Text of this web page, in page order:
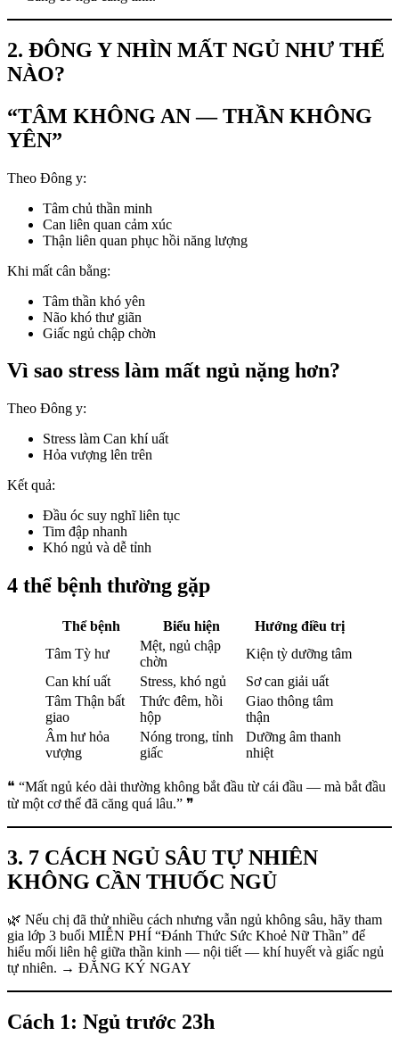
2. ĐÔNG Y NHÌN MẤT NGỦ NHƯ THẾ
NÀO?
“TÂM KHÔNG AN — THẦN KHÔNG
YÊN”
Theo Đông y:
Tâm chủ thần minh
Can liên quan cảm xúc
Thận liên quan phục hồi năng lượng
Khi mất cân bằng:
Tâm thần khó yên
Não khó thư giãn
Giấc ngủ chập chờn
Vì sao stress làm mất ngủ nặng hơn?
Theo Đông y:
Stress làm Can khí uất
Hỏa vượng lên trên
Kết quả:
Đầu óc suy nghĩ liên tục
Tim đập nhanh
Khó ngủ và dễ tỉnh
4 thể bệnh thường gặp
Thể bệnh Biểu hiện
Hướng điều trị
Tâm Tỳ hư
Mệt, ngủ chập
chờn
Kiện tỳ dưỡng tâm
Can khí uất
Stress, khó ngủ
Sơ can giải uất
Tâm Thận bất
giao
Thức đêm, hồi
hộp
Giao thông tâm
thận
Âm hư hỏa
vượng
Nóng trong, tỉnh
giấc
Dưỡng âm thanh
nhiệt
❝ “Mất ngủ kéo dài thường không bắt đầu từ cái đầu — mà bắt đầu
từ một cơ thể đã căng quá lâu.” ❞
3. 7 CÁCH NGỦ SÂU TỰ NHIÊN
KHÔNG CẦN THUỐC NGỦ
🌿 Nếu chị đã thử nhiều cách nhưng vẫn ngủ không sâu, hãy tham
gia lớp 3 buổi MIỄN PHÍ “Đánh Thức Sức Khoẻ Nữ Thần” để
hiểu mối liên hệ giữa thần kinh — nội tiết — khí huyết và giấc ngủ
tự nhiên. → ĐĂNG KÝ NGAY
Cách 1: Ngủ trước 23h